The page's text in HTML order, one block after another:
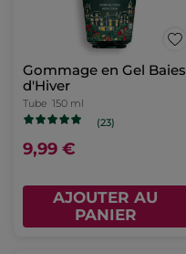
Gommage en Gel Baies
d'Hiver
Tube 150 ml
(23)
9,99 €
AJOUTER AU
PANIER